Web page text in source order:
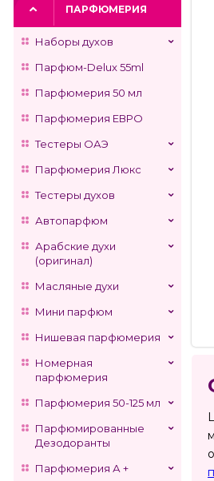
ПАРФЮМЕРИЯ
Наборы духов
Парфюм-Delux 55ml
Парфюмерия 50 мл
Парфюмерия ЕВРО
Тестеры ОАЭ
Парфюмерия Люкс
Тестеры духов
Автопарфюм
Арабские духи
(оригинал)
Масляные духи
Мини парфюм
Нишевая парфюмерия
Номерная
парфюмерия
Парфюмерия 50-125 мл
Парфюмированные
Дезодоранты
Парфюмерия А +